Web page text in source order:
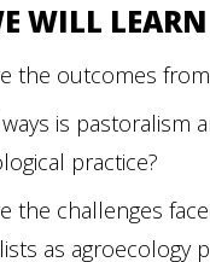
WILL LEARN
the outcomes
is pastoralism
practice?
the challenges
as agroecology